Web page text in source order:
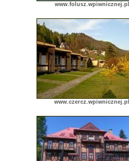
www.folusz.wpiwnicznej.pl
www.czercz.wpiwnicznej.pl